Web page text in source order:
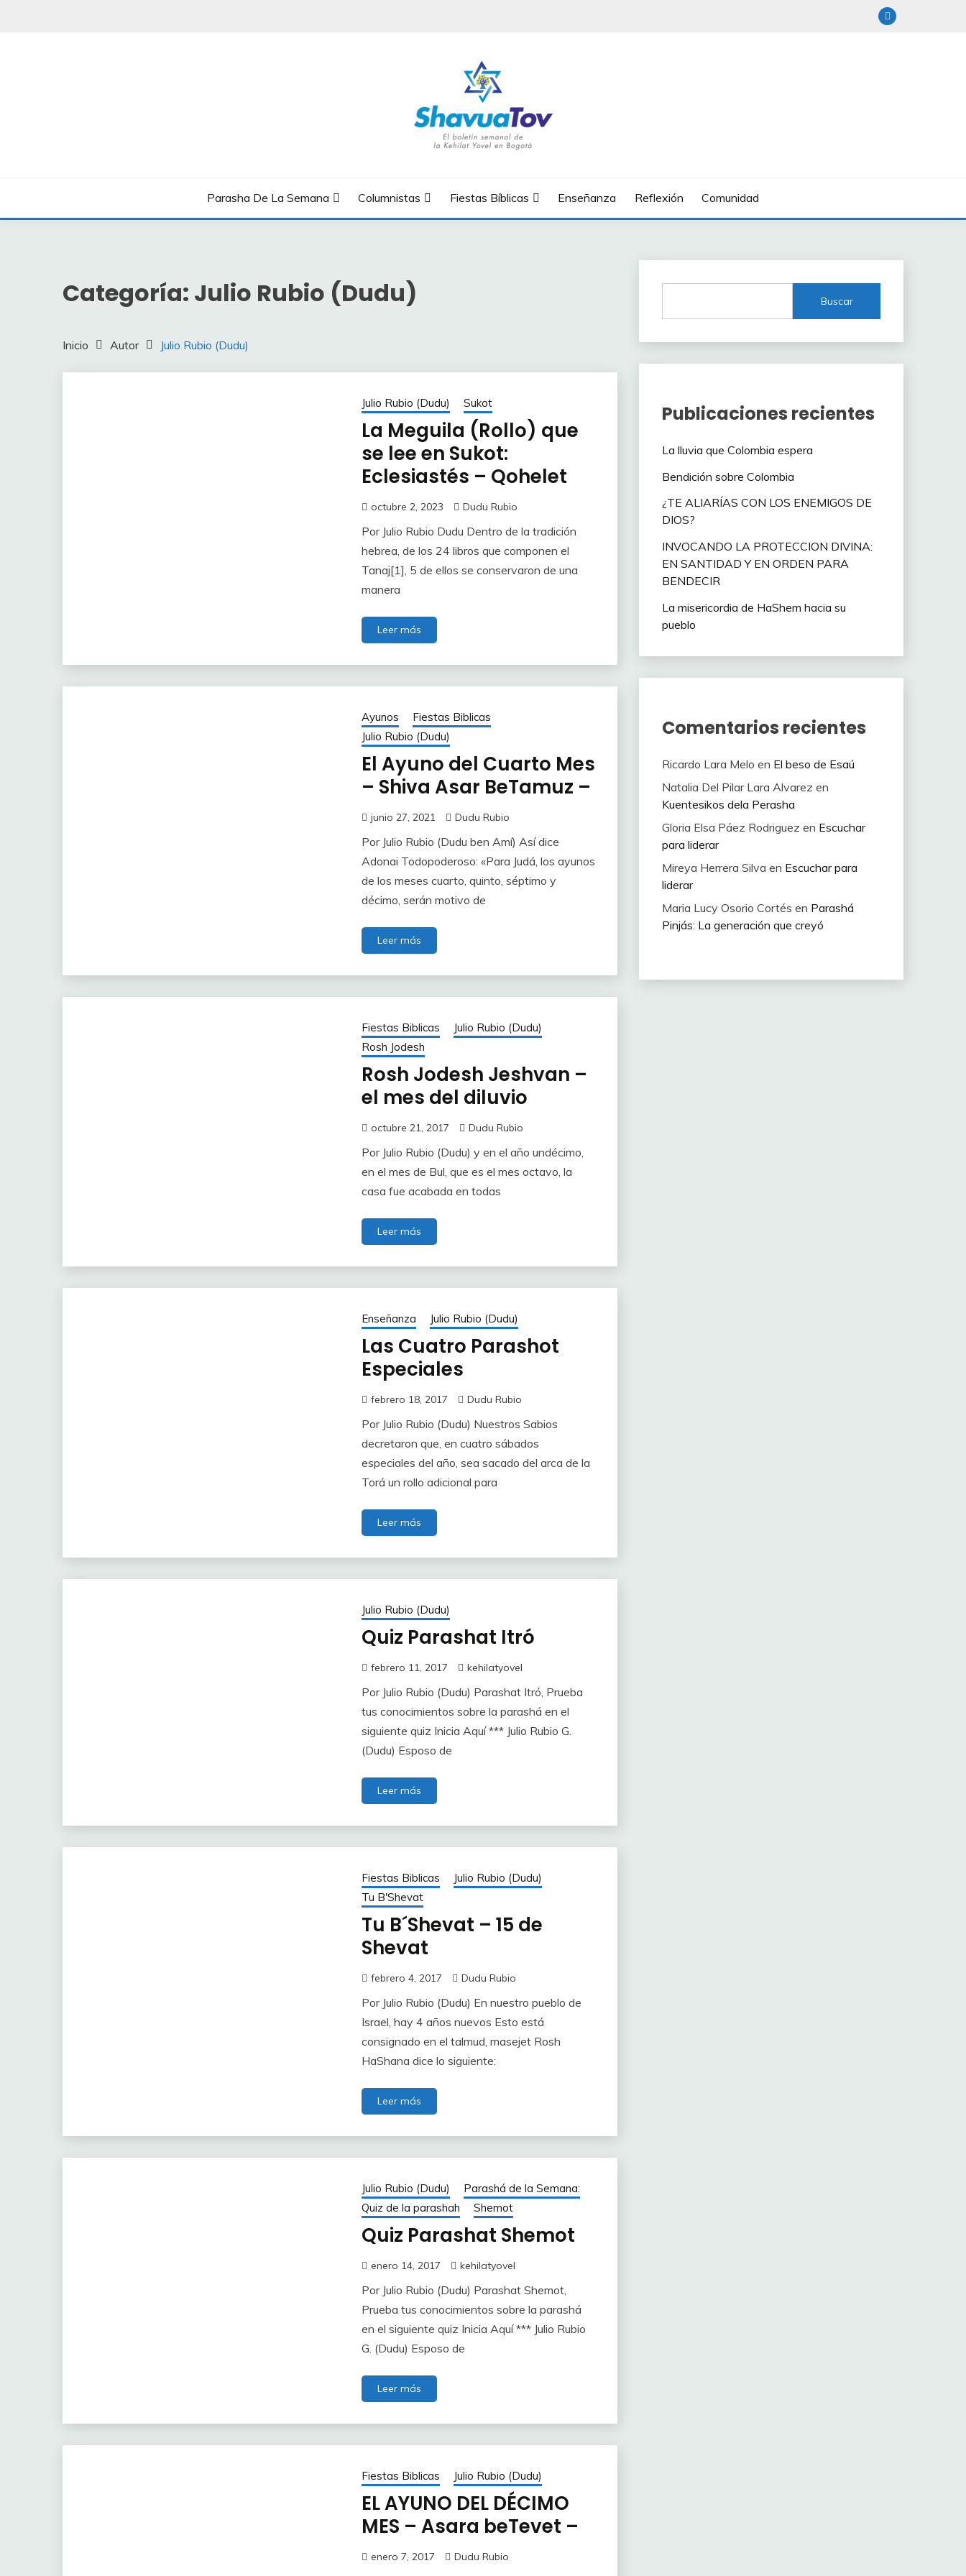
Parasha De La Semana Columnistas Fiestas Bíblicas Enseñanza Reflexión Comunidad
Categoría: Julio Rubio (Dudu)
Inicio Autor Julio Rubio (Dudu)
Julio Rubio (Dudu) Sukot
La Meguila (Rollo) que
se lee en Sukot:
Eclesiastés – Qohelet
octubre 2, 2023 Dudu Rubio
Por Julio Rubio Dudu Dentro de la tradición
hebrea, de los 24 libros que componen el
Tanaj[1], 5 de ellos se conservaron de una
manera
Leer más
Ayunos
Fiestas Biblicas
Julio Rubio (Dudu)
El Ayuno del Cuarto Mes
– Shiva Asar BeTamuz –
junio 27, 2021 Dudu Rubio
Por Julio Rubio (Dudu ben Amí) Así dice
Adonai Todopoderoso: «Para Judá, los ayunos
de los meses cuarto, quinto, séptimo y
décimo, serán motivo de
Leer más
Fiestas Biblicas
Julio Rubio (Dudu)
Rosh Jodesh
Rosh Jodesh Jeshvan –
el mes del diluvio
octubre 21, 2017 Dudu Rubio
Por Julio Rubio (Dudu) y en el año undécimo,
en el mes de Bul, que es el mes octavo, la
casa fue acabada en todas
Leer más
Enseñanza Julio Rubio (Dudu)
Las Cuatro Parashot
Especiales
febrero 18, 2017 Dudu Rubio
Por Julio Rubio (Dudu) Nuestros Sabios
decretaron que, en cuatro sábados
especiales del año, sea sacado del arca de la
Torá un rollo adicional para
Leer más
Julio Rubio (Dudu)
Quiz Parashat Itró
febrero 11, 2017 kehilatyovel
Por Julio Rubio (Dudu) Parashat Itró, Prueba
tus conocimientos sobre la parashá en el
siguiente quiz Inicia Aquí *** Julio Rubio G.
(Dudu) Esposo de
Leer más
Fiestas Biblicas
Julio Rubio (Dudu)
Tu B'Shevat
Tu B´Shevat – 15 de
Shevat
febrero 4, 2017 Dudu Rubio
Por Julio Rubio (Dudu) En nuestro pueblo de
Israel, hay 4 años nuevos Esto está
consignado en el talmud, masejet Rosh
HaShana dice lo siguiente:
Leer más
Julio Rubio (Dudu)
Parashá de la Semana:
Quiz de la parashah
Shemot
Quiz Parashat Shemot
enero 14, 2017 kehilatyovel
Por Julio Rubio (Dudu) Parashat Shemot,
Prueba tus conocimientos sobre la parashá
en el siguiente quiz Inicia Aquí *** Julio Rubio
G. (Dudu) Esposo de
Leer más
Fiestas Biblicas Julio Rubio (Dudu)
EL AYUNO DEL DÉCIMO
MES – Asara beTevet –
enero 7, 2017 Dudu Rubio
Buscar
Publicaciones recientes
La lluvia que Colombia espera
Bendición sobre Colombia
¿TE ALIARÍAS CON LOS ENEMIGOS DE
DIOS?
INVOCANDO LA PROTECCION DIVINA:
EN SANTIDAD Y EN ORDEN PARA
BENDECIR
La misericordia de HaShem hacia su
pueblo
Comentarios recientes
Ricardo Lara Melo en El beso de Esaú
Natalia Del Pilar Lara Alvarez en
Kuentesikos dela Perasha
Gloria Elsa Páez Rodriguez en Escuchar
para liderar
Mireya Herrera Silva en Escuchar para
liderar
Maria Lucy Osorio Cortés en Parashá
Pinjás: La generación que creyó